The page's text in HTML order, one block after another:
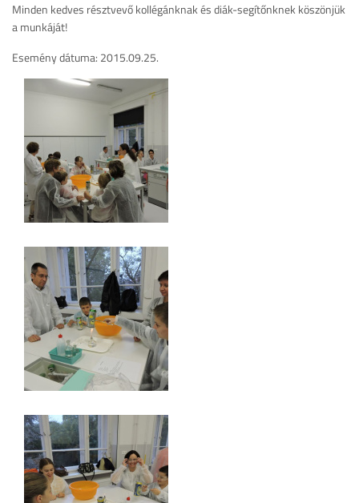
Minden kedves résztvevő kollégánknak és diák-segítőnknek köszönjük
a munkáját!
Esemény dátuma: 2015.09.25.